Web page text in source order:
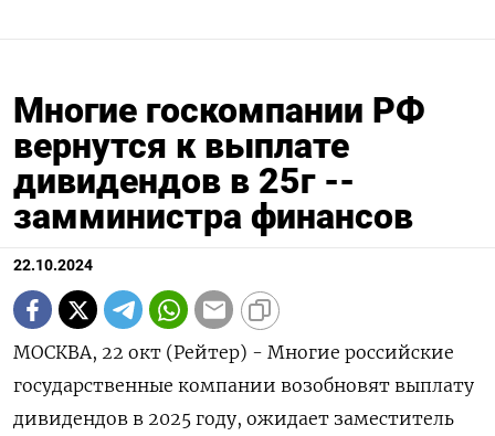
Многие госкомпании РФ
вернутся к выплате
дивидендов в 25г --
замминистра финансов
22.10.2024
МОСКВА, 22 окт (Рейтер) - Многие российские
государственные компании возобновят выплату
дивидендов в 2025 году, ожидает заместитель